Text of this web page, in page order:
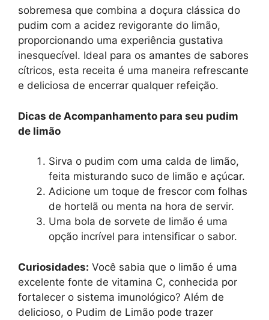
sobremesa que combina a doçura clássica do
pudim com a acidez revigorante do limão,
proporcionando uma experiência gustativa
inesquecível. Ideal para os amantes de sabores
cítricos, esta receita é uma maneira refrescante
e deliciosa de encerrar qualquer refeição.
Dicas de Acompanhamento para seu pudim
de limão
Sirva o pudim com uma calda de limão,
feita misturando suco de limão e açúcar.
Adicione um toque de frescor com folhas
de hortelã ou menta na hora de servir.
Uma bola de sorvete de limão é uma
opção incrível para intensificar o sabor.
Curiosidades: Você sabia que o limão é uma
excelente fonte de vitamina C, conhecida por
fortalecer o sistema imunológico? Além de
delicioso, o Pudim de Limão pode trazer